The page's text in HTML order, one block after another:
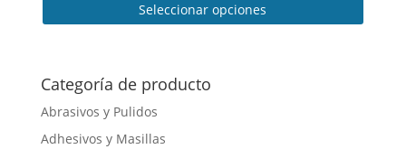
precios:
hasta
298,80 €
Seleccionar opciones
tiene
múltiples
variantes.
Las
Categoría de producto
Abrasivos y Pulidos
Adhesivos y Masillas